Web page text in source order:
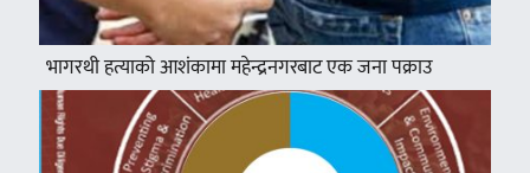
भागरथी हत्याको आशंकामा महेन्द्रनगरबाट एक जना पक्राउ